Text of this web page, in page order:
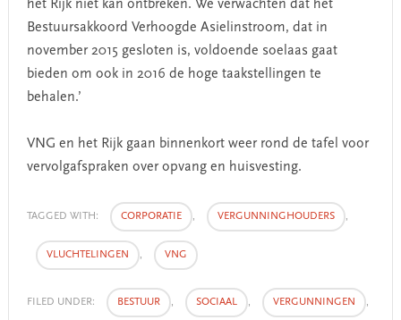
het Rijk niet kan ontbreken. We verwachten dat het
Bestuursakkoord Verhoogde Asielinstroom, dat in
november 2015 gesloten is, voldoende soelaas gaat
bieden om ook in 2016 de hoge taakstellingen te
behalen.’
VNG en het Rijk gaan binnenkort weer rond de tafel voor
vervolgafspraken over opvang en huisvesting.
TAGGED WITH: CORPORATIE , VERGUNNINGHOUDERS ,
VLUCHTELINGEN , VNG
FILED UNDER: BESTUUR , SOCIAAL , VERGUNNINGEN ,